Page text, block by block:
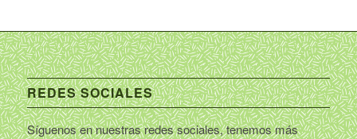
REDES SOCIALES
Síguenos en nuestras redes sociales, tenemos más